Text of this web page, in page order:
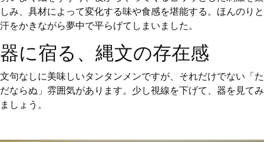
しみ、具材によって変化する味や食感を堪能する。ほんのりと
汗をかきながら夢中で平らげてしまいました。
器に宿る、縄文の存在感
文句なしに美味しいタンタンメンですが、それだけでない「た
だならぬ」雰囲気があります。少し視線を下げて、器を見てみ
ましょう。